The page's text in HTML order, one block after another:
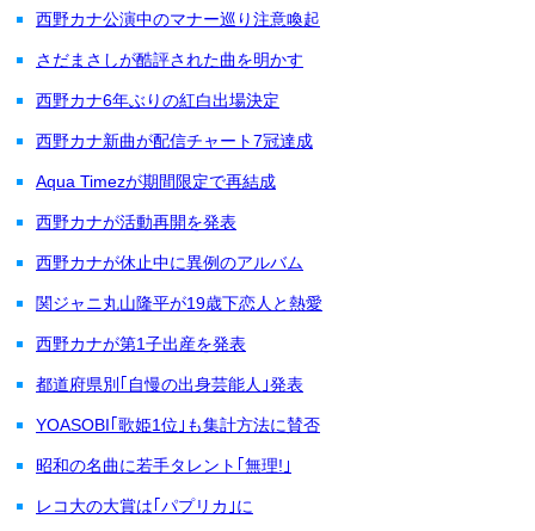
西野カナ公演中のマナー巡り注意喚起
さだまさしが酷評された曲を明かす
西野カナ6年ぶりの紅白出場決定
西野カナ新曲が配信チャート7冠達成
Aqua Timezが期間限定で再結成
西野カナが活動再開を発表
西野カナが休止中に異例のアルバム
関ジャニ丸山隆平が19歳下恋人と熱愛
西野カナが第1子出産を発表
都道府県別｢自慢の出身芸能人｣発表
YOASOBI｢歌姫1位｣も集計方法に賛否
昭和の名曲に若手タレント｢無理!｣
レコ大の大賞は｢パプリカ｣に